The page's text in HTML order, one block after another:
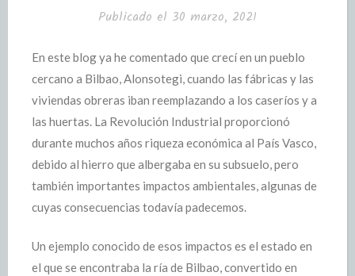
Publicado el 30 marzo, 2021
En este blog ya he comentado que crecí en un pueblo
cercano a Bilbao, Alonsotegi, cuando las fábricas y las
viviendas obreras iban reemplazando a los caseríos y a
las huertas. La Revolución Industrial proporcionó
durante muchos años riqueza económica al País Vasco,
debido al hierro que albergaba en su subsuelo, pero
también importantes impactos ambientales, algunas de
cuyas consecuencias todavía padecemos.
Un ejemplo conocido de esos impactos es el estado en
el que se encontraba la ría de Bilbao, convertido en